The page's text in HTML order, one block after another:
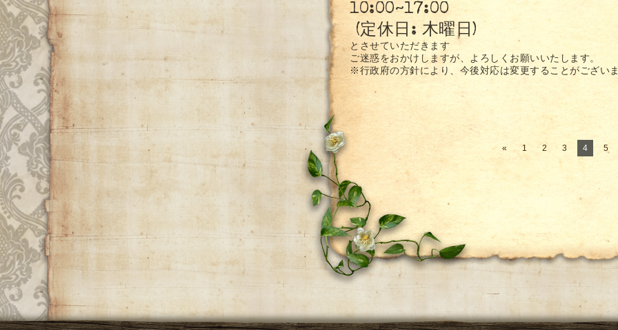
10:00~17:00
(定休日: 木曜日)
とさせていただきます
ご迷惑をおかけしますが、よろしくお願いいたします。
※行政府の方針により、今後対応は変更することがござい
« 1 2 3 4 5